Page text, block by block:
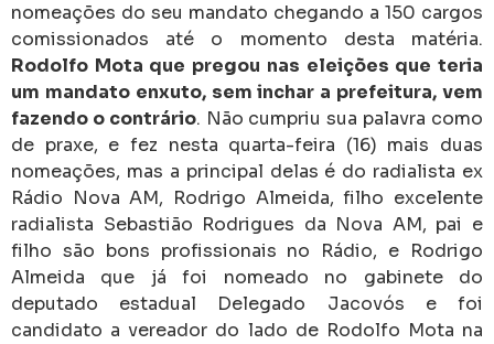
nomeações do seu mandato chegando a 150 cargos
comissionados até o momento desta matéria.
Rodolfo Mota que pregou nas eleições que teria
um mandato enxuto, sem inchar a prefeitura, vem
fazendo o contrário. Não cumpriu sua palavra como
de praxe, e fez nesta quarta-feira (16) mais duas
nomeações, mas a principal delas é do radialista ex
Rádio Nova AM, Rodrigo Almeida, filho excelente
radialista Sebastião Rodrigues da Nova AM, pai e
filho são bons profissionais no Rádio, e Rodrigo
Almeida que já foi nomeado no gabinete do
deputado estadual Delegado Jacovós e foi
candidato a vereador do lado de Rodolfo Mota na